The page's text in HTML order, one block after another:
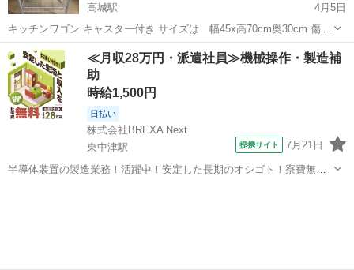
高城駅
4月5日
キッチンワゴン キャスター付き サイズは 幅45x高70cm奥30cm 傷な
し。 中古品なので汚れあります。 宜しくお願いします。
大分 大分市 高城駅 収納家具 ワゴン
≪月収28万円・派遣社員≫機械操作・製造補
助
時給1,500円
日払い
株式会社BREXA Next
東中津駅
提携サイト 7月21日
半導体装置の製造業務！活躍中！安定した長期のオシゴト！寮費無料